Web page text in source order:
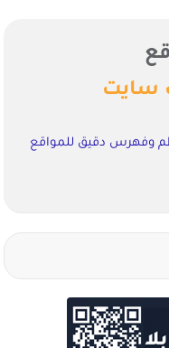
سايت
وفهرس دقيق للمواقع